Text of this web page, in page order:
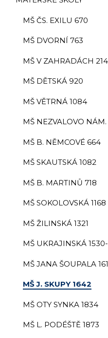
MŠ ČS. EXILU 670
MŠ DVORNÍ 763
MŠ V ZAHRADÁCH
MŠ DĚTSKÁ 920
MŠ VĚTRNÁ 1084
MŠ NEZVALOVO
MŠ B. NĚMCOVÉ 664
MŠ SKAUTSKÁ 1082
MŠ B. MARTINŮ 718
MŠ SOKOLOVSKÁ 1168
MŠ ŽILINSKÁ 1321
MŠ UKRAJINSKÁ 1530-
MŠ JANA ŠOUPALA
MŠ J. SKUPY 1642
MŠ OTY SYNKA 1834
MŠ L. PODÉŠTĚ 1873